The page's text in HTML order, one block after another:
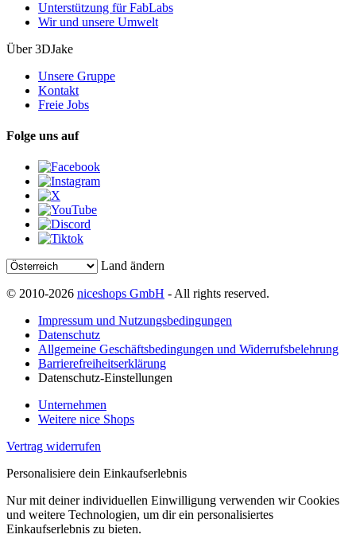
Unterstützung für FabLabs
Wir und unsere Umwelt
Über 3DJake
Unsere Gruppe
Kontakt
Freie Jobs
Folge uns auf
Land ändern
© 2010-2026 niceshops GmbH - All rights reserved.
Impressum und Nutzungsbedingungen
Datenschutz
Allgemeine Geschäftsbedingungen und Widerrufsbelehrung
Barrierefreiheitserklärung
Datenschutz-Einstellungen
Unternehmen
Weitere nice Shops
Vertrag widerrufen
Personalisiere dein Einkaufserlebnis
Nur mit deiner individuellen Einwilligung verwenden wir Cookies
und weitere Technologien, um dir ein personalisiertes
Einkaufserlebnis zu bieten.